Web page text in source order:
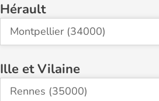
Hérault
Montpellier (34000)
Ille et Vilaine
Rennes (35000)